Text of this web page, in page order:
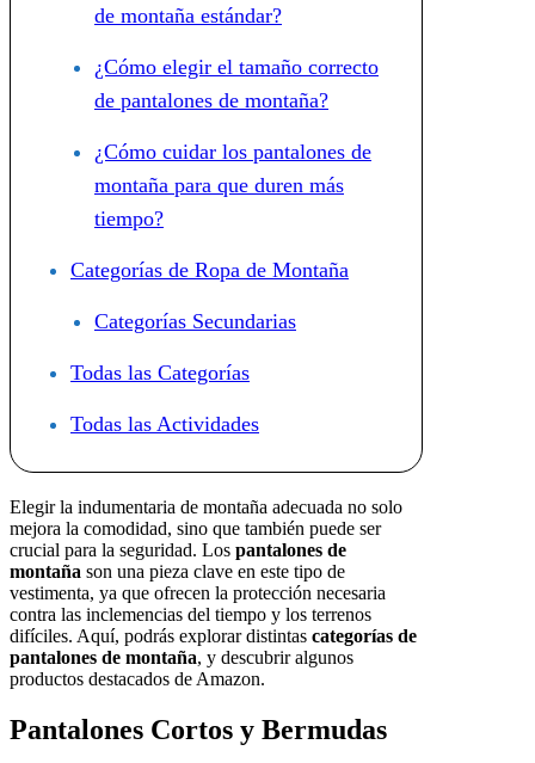
de montaña estándar?
¿Cómo elegir el tamaño correcto
de pantalones de montaña?
¿Cómo cuidar los pantalones de
montaña para que duren más
tiempo?
Categorías de Ropa de Montaña
Categorías Secundarias
Todas las Categorías
Todas las Actividades
Elegir la indumentaria de montaña adecuada no solo
mejora la comodidad, sino que también puede ser
crucial para la seguridad. Los pantalones de
montaña son una pieza clave en este tipo de
vestimenta, ya que ofrecen la protección necesaria
contra las inclemencias del tiempo y los terrenos
difíciles. Aquí, podrás explorar distintas categorías de
pantalones de montaña, y descubrir algunos
productos destacados de Amazon.
Pantalones Cortos y Bermudas